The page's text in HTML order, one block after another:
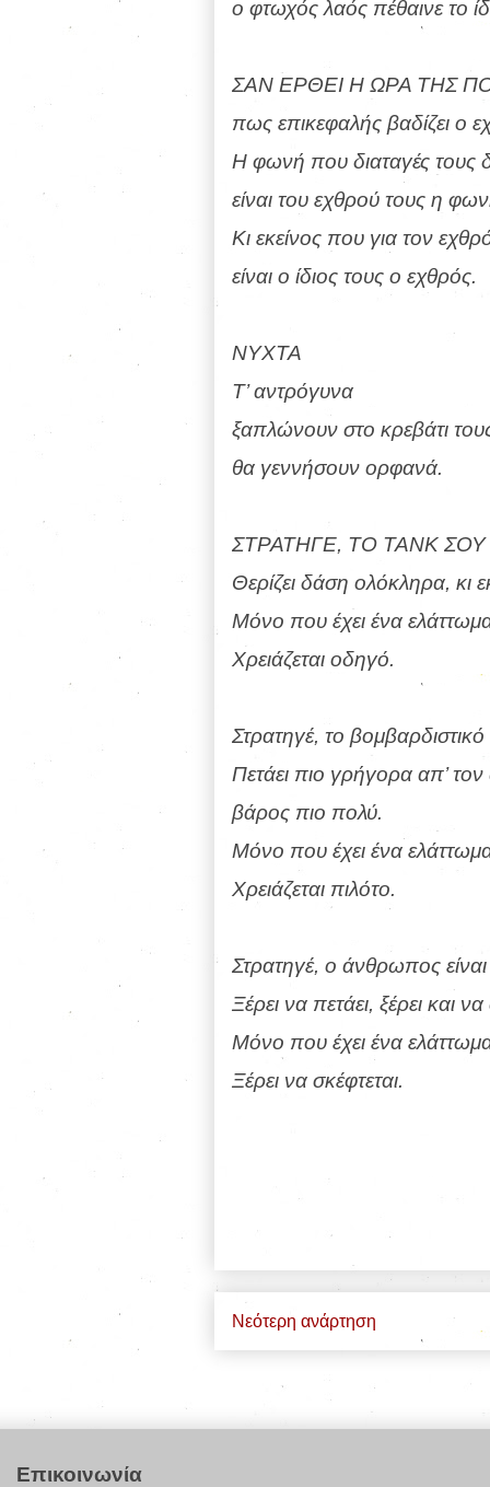
ο φτωχός λαός πέθαινε το
ΣΑΝ ΕΡΘΕΙ Η ΩΡΑ ΤΗΣ
πως επικεφαλής βαδίζει ο
Η φωνή που διαταγές τους
είναι του εχθρού τους η
Κι εκείνος που για τον εχθρό
είναι ο ίδιος τους ο εχθρός.
ΝΥΧΤΑ
Τ’ αντρόγυνα
ξαπλώνουν στο κρεβάτι
θα γεννήσουν ορφανά.
ΣΤΡΑΤΗΓΕ, ΤΟ ΤΑΝΚ
Θερίζει δάση ολόκληρα, κι
Μόνο που έχει ένα
Χρειάζεται οδηγό.
Στρατηγέ, το
Πετάει πιο γρήγορα απ’
βάρος πιο πολύ.
Μόνο που έχει ένα
Χρειάζεται πιλότο.
Στρατηγέ, ο άνθρωπος
Ξέρει να πετάει, ξέρει και
Μόνο που έχει ένα
Ξέρει να σκέφτεται.
Νεότερη ανάρτηση
Επικοινωνία